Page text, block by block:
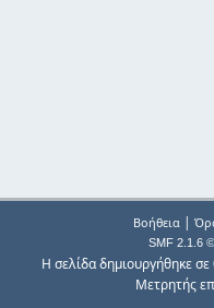
Βοήθεια|
SMF 2.1.6
Η σελίδα δημιουργήθηκε
Μετρητής